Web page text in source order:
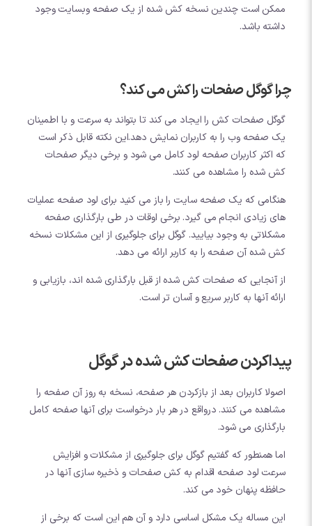
ممکن است چندین نسخه کش شده از یک صفحه وبسایت وجود
داشته باشد.
چرا گوگل صفحات را کش می کند؟
گوگل صفحات کش را ایجاد می کند تا بتواند به سرعت و با اطمینان
یک صفحه وب را به کاربران نمایش دهد.این نکته قابل ذکر است
که اکثر کاربران صفحه لود کامل می شود و برخی دیگر صفحات
کش شده را مشاهده می کنند.
هنگامی که یک صفحه سایت را باز می کنید برای لود صفحه عملیات
های زیادی انجام می گیرد. برخی اوقات در طی بارگذاری صفحه
مشکلاتی به وجود بیایید. گوگل برای جلوگیری از این مشکلات نسخه
کش شده آن صفحه را به کاربر ارائه می دهد.
از آنجایی که صفحات کش شده از قبل بارگذاری شده اند، بازیابی و
ارائه آنها به کاربر سریع و آسان تر است.
پیداکردن صفحات کش شده در گوگل
اصولا کاربران بعد از بازکردن هر صفحه، نسخه به روز آن صفحه را
مشاهده می کنند. درواقع در هر بار درخواست برای آنها صفحه کامل
بارگذاری می شود.
اما همنطور که گفتیم گوگل برای جلوگیری از مشکلات و افزایش
سرعت لود صفحه اقدام به کش صفحات و ذخیره سازی آنها در
حافظه پنهان خود می کند.
این مساله یک مشکل اساسی دارد و آن هم این است که برخی از